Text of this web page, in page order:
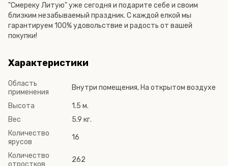
"Смереку Литую" уже сегодня и подарите себе и своим
близким незабываемый праздник. С каждой елкой мы
гарантируем 100% удовольствие и радость от вашей
покупки!
Характеристики
Область
применения
Внутри помещения, На открытом воздухе
Высота
1.5 м.
Вес
5.9 кг.
Количество
ярусов
16
Количество
отростков
262